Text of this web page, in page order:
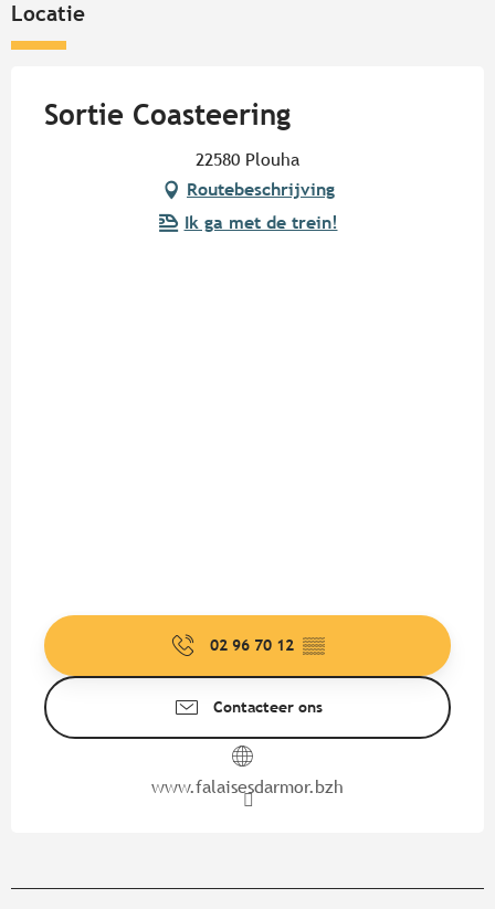
Locatie
Sortie Coasteering
22580 Plouha
Routebeschrijving
Ik ga met de trein!
02 96 70 12 ▒▒
Contacteer ons
www.falaisesdarmor.bzh